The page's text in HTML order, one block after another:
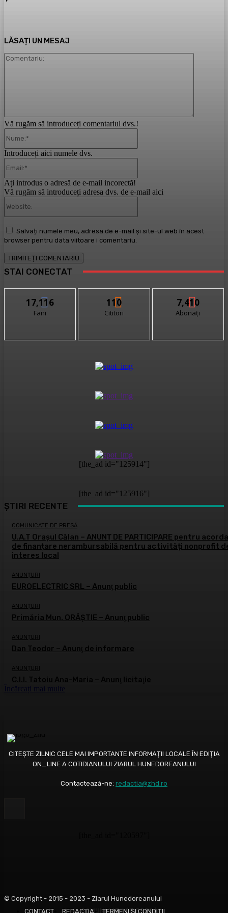
COMUNICATE DE PRESĂ
LĂSAȚI UN MESAJ
Vă rugăm să introduceți comentariul dvs.!
Introduceți aici numele dvs.
Ați introdus o adresă de e-mail incorectă!
Vă rugăm să introduceți adresa dvs. de e-mail aici
Salvați numele meu, adresa de e-mail și site-ul web în acest
browser pentru data viitoare i comentariu.
STAI CONECTAT
17,116
Fani
110
Cititori
7,410
Abonați
[the_ad id="125914"]
[the_ad id="125916"]
ȘTIRI RECENTE
COMUNICATE DE PRESĂ
U.A.T Orașul Călan – ANUNȚ DE PARTICIPARE pentru
de finanțare nerambursabilă pentru activități nonprofit
interes local
ANUNȚURI
EUROELECTRIC SRL – Anunţ public
ANUNȚURI
Primăria Mun. ORĂȘTIE – Anunţ public
ANUNȚURI
Dan Teodor – Anunţ de informare
ANUNȚURI
C.I.I. Tatoiu Ana-Maria – Anunţ licitaţie
CITEȘTE ZILNIC CELE MAI IMPORTANTE INFORMAȚII LOCALE ÎN EDIȚIA
ON_LINE A COTIDIANULUI ZIARUL HUNEDOREANULUI
Contactează-ne: redactia@zhd.ro
© Copyright - 2015 - 2023 - Ziarul Hunedoreanului
CONTACT
REDACŢIA
TERMENI ȘI CONDIȚII